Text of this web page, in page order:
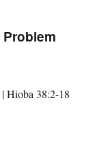
Problem
Hioba 38:2-18